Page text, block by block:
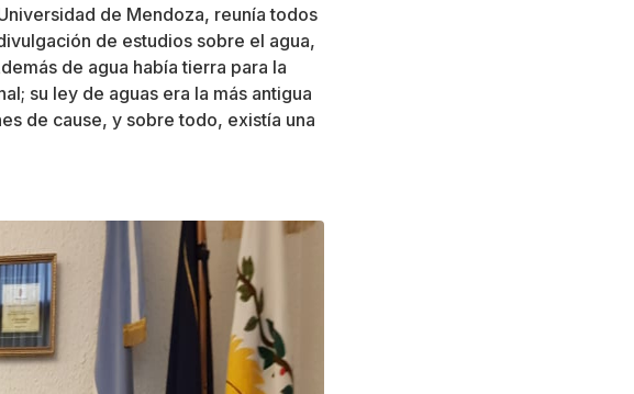
de Mendoza, reunía todos
de estudios sobre el agua,
de agua había tierra para la
su ley de aguas era la más antigua
de cause, y sobre todo, existía una